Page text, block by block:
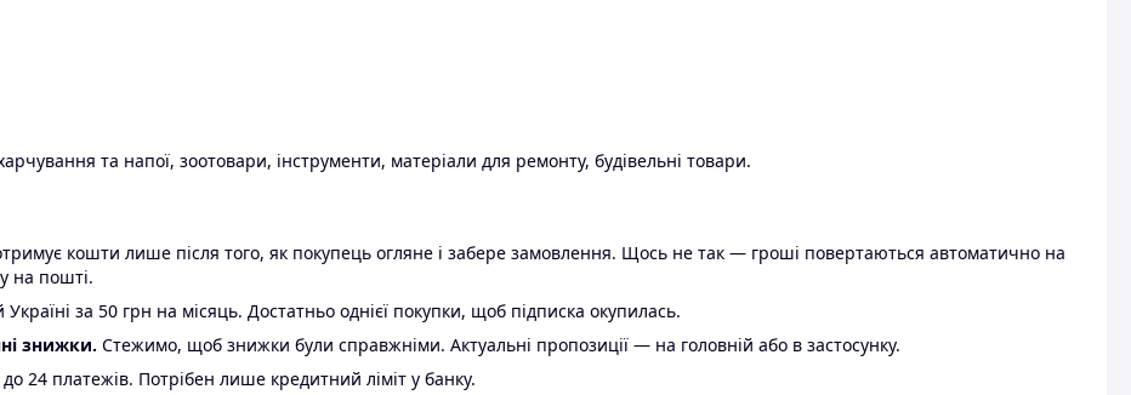
та напої, зоотовари, інструменти, матеріали для ремонту, будівельні товари.
кошти лише після того, як покупець огляне і забере замовлення. Щось не так — гроші повертаються автоматично на
на пошті.
за 50 грн на місяць. Достатньо однієї покупки, щоб підписка окупилась.
знижки. Стежимо, щоб знижки були справжніми. Актуальні пропозиції — на головній або в застосунку.
до 24 платежів. Потрібен лише кредитний ліміт у банку.